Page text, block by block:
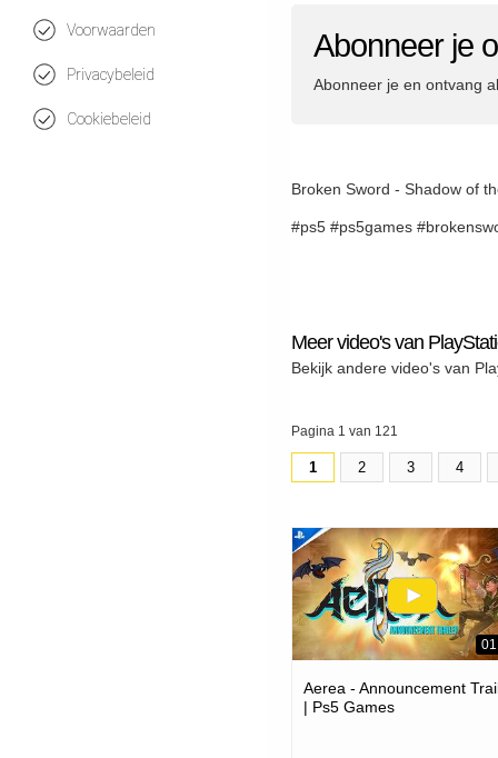
Voorwaarden
Privacybeleid
Cookiebeleid
Abonneer je
Abonneer je en ontvang
Broken Sword - Shadow of
#ps5 #ps5games
Meer video's van
Bekijk andere video's van
Pagina 1 van 121
1 2 3 4
Aerea - Announcement
| Ps5 Games